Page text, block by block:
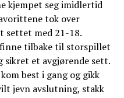
kjempet seg imidlertid
tok over
settet med 21-18.
tilbake til storspillet
sikret et avgjørende sett.
best i gang og gikk
jevn avslutning, stakk